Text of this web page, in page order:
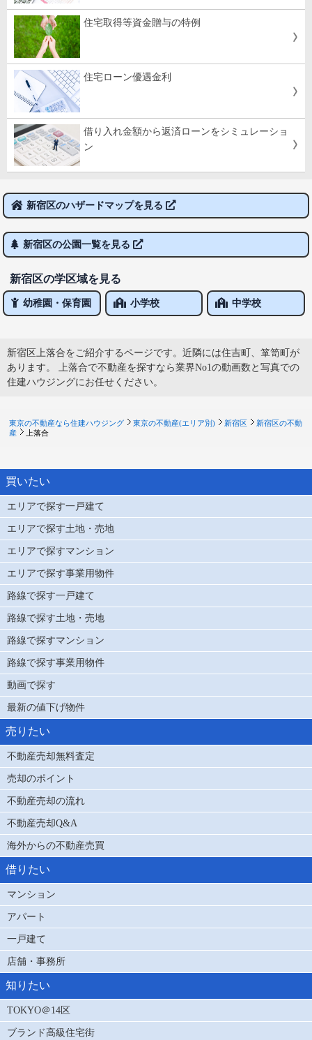
住宅取得等資金贈与の特例
住宅ローン優遇金利
借り入れ金額から返済ローンをシミュレーショ
ン
新宿区のハザードマップを見る
新宿区の公園一覧を見る
新宿区の学区域を見る
幼稚園・保育園 小学校 中学校
新宿区上落合をご紹介するページです。近隣には住吉町、箪笥町が
あります。 上落合で不動産を探すなら業界No1の動画数と写真での
住建ハウジングにお任せください。
東京の不動産なら住建ハウジング 東京の不動産(エリア別) 新宿区
新宿区の不動
産
上落合
買いたい
エリアで探す一戸建て
エリアで探す土地・売地
エリアで探すマンション
エリアで探す事業用物件
路線で探す一戸建て
路線で探す土地・売地
路線で探すマンション
路線で探す事業用物件
動画で探す
最新の値下げ物件
売りたい
不動産売却無料査定
売却のポイント
不動産売却の流れ
不動産売却Q&A
海外からの不動産売買
借りたい
マンション
アパート
一戸建て
店舗・事務所
知りたい
TOKYO＠14区
ブランド高級住宅街